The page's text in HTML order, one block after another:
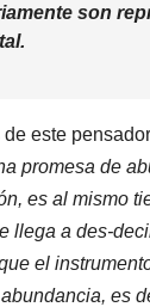
son
de este
promesa de
es al mismo
llega a des-
el
es